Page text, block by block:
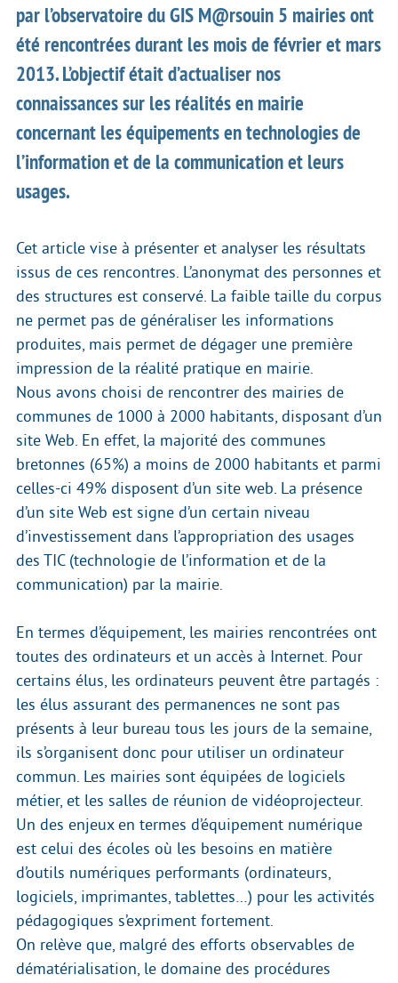
par l’observatoire du GIS M@rsouin 5 mairies ont
été rencontrées durant les mois de février et mars
2013. L’objectif était d’actualiser nos
connaissances sur les réalités en mairie
concernant les équipements en technologies de
l’information et de la communication et leurs
usages.
Cet article vise à présenter et analyser les résultats
issus de ces rencontres. L’anonymat des personnes et
des structures est conservé. La faible taille du corpus
ne permet pas de généraliser les informations
produites, mais permet de dégager une première
impression de la réalité pratique en mairie.
Nous avons choisi de rencontrer des mairies de
communes de 1000 à 2000 habitants, disposant d’un
site Web. En effet, la majorité des communes
bretonnes (65%) a moins de 2000 habitants et parmi
celles-ci 49% disposent d’un site web. La présence
d’un site Web est signe d’un certain niveau
d’investissement dans l’appropriation des usages
des TIC (technologie de l’information et de la
communication) par la mairie.
En termes d’équipement, les mairies rencontrées ont
toutes des ordinateurs et un accès à Internet. Pour
certains élus, les ordinateurs peuvent être partagés :
les élus assurant des permanences ne sont pas
présents à leur bureau tous les jours de la semaine,
ils s’organisent donc pour utiliser un ordinateur
commun. Les mairies sont équipées de logiciels
métier, et les salles de réunion de vidéoprojecteur.
Un des enjeux en termes d’équipement numérique
est celui des écoles où les besoins en matière
d’outils numériques performants (ordinateurs,
logiciels, imprimantes, tablettes…) pour les activités
pédagogiques s’expriment fortement.
On relève que, malgré des efforts observables de
dématérialisation, le domaine des procédures